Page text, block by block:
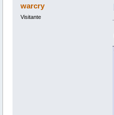
warcry
Visitante